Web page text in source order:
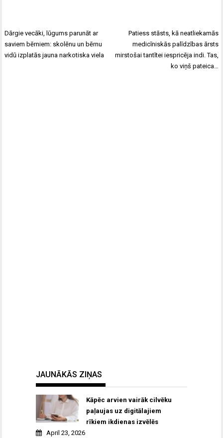
Dārgie vecāki, lūgums parunāt ar
saviem bērniem: skolēnu un bērnu
vidū izplatās jauna narkotiska viela
Patiess stāsts, kā neatliekamās
medicīniskās palīdzības ārsts
mirstošai tantītei iespricēja indi. Tas,
ko viņš pateica…
JAUNĀKĀS ZIŅAS
Kāpēc arvien vairāk cilvēku
paļaujas uz digitālajiem
rīkiem ikdienas izvēlēs
April 23, 2026